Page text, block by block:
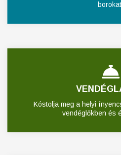
Kóstolja meg a helyi
vendéglőkben és